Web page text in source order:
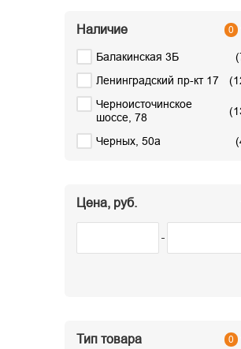
Наличие 0
Балакинская 3Б (
Ленинградский пр-кт 17
(
Черноисточинское
шоссе, 78
(
Черных, 50а (
Цена, руб.
Тип товара 0